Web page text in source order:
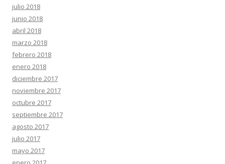
julio 2018
junio 2018
abril 2018
marzo 2018
febrero 2018
enero 2018
diciembre 2017
noviembre 2017
octubre 2017
septiembre 2017
agosto 2017
julio 2017
mayo 2017